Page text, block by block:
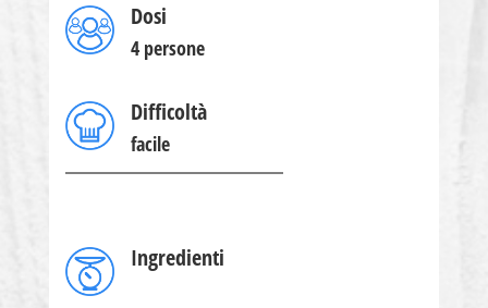
Dosi
4 persone
Difficoltà
facile
Ingredienti